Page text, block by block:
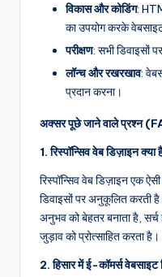
विकास और कोडिंग:
का उपयोग करके वेबसाइट
परीक्षण: सभी डिवाइसों
लॉन्च और रखरखाव:
प्रदान करना।
अक्सर पूछे जाने वाले प्रश्न
1. रिस्पॉन्सिव वेब डिज़ाइन
रिस्पॉन्सिव वेब डिज़ाइन एक
डिवाइसों पर अनुकूलित करती
अनुभव को बेहतर बनाता है,
जुड़ाव को प्रोत्साहित करता है।
2. हिसार में ई-कॉमर्स